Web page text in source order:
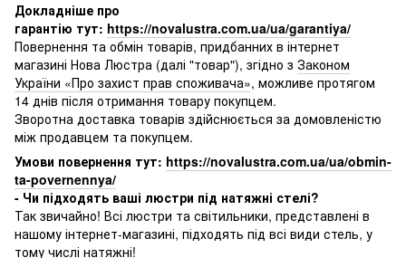
Докладніше про
гарантію тут: https://novalustra.com.ua/ua/garantiya/
Повернення та обмін товарів, придбанних в інтернет
магазині Нова Люстра (далі "товар"), згідно з Законом
України «Про захист прав споживача», можливе протягом
14 днів після отримання товару покупцем.
Зворотна доставка товарів здійснюється за домовленістю
між продавцем та покупцем.
Умови повернення тут: https://novalustra.com.ua/ua/obmin-
ta-povernennya/
- Чи підходять ваші люстри під натяжні стелі?
Так звичайно! Всі люстри та світильники, представлені в
нашому інтернет-магазині, підходять під всі види стель, у
тому числі натяжні!